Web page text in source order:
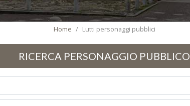
Home Lutti personaggi pubblici
RICERCA PERSONAGGIO PUBBLICO